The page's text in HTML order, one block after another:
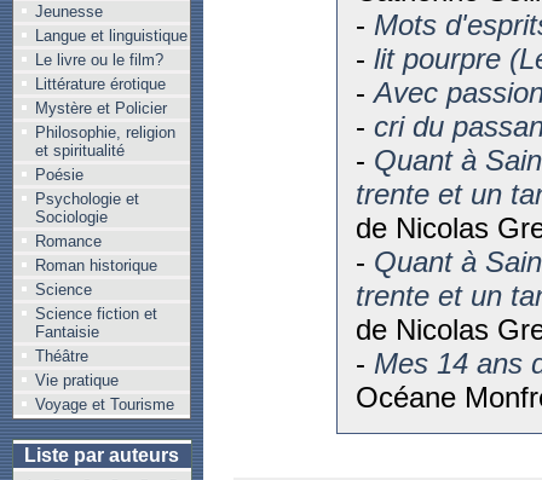
Jeunesse
Langue et linguistique
Le livre ou le film?
Littérature érotique
Mystère et Policier
Philosophie, religion
et spiritualité
Poésie
Psychologie et
Sociologie
Romance
Roman historique
Science
Science fiction et
Fantaisie
Théâtre
Vie pratique
Voyage et Tourisme
Liste par auteurs
- Mots
- lit pourpre
-Avec
- cri du
- Quant à
trente et un
de Nicolas
- Quant à
trente et un
de Nicolas
- Mes 14 ans
Océane